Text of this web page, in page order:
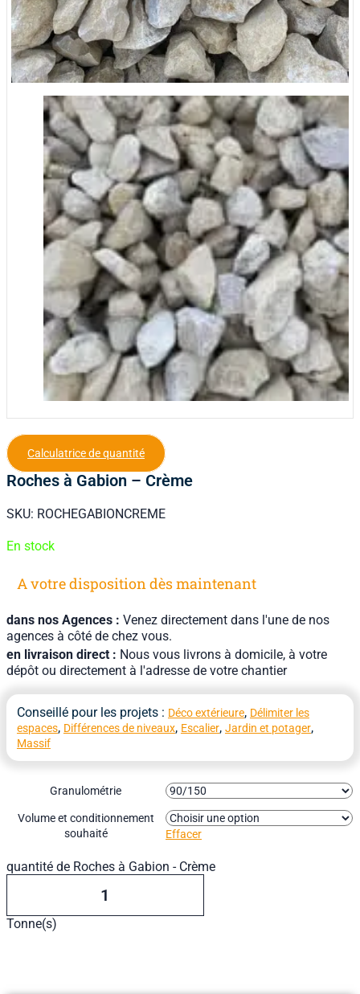
Calculatrice de quantité
Roches à Gabion – Crème
SKU: ROCHEGABIONCREME
En stock
A votre disposition dès maintenant
dans nos Agences : Venez directement dans l'une de nos
agences à côté de chez vous.
en livraison direct : Nous vous livrons à domicile, à votre
dépôt ou directement à l'adresse de votre chantier
Conseillé pour les projets : Déco extérieure, Délimiter les
espaces, Différences de niveaux, Escalier, Jardin et potager,
Massif
Granulométrie
Volume et conditionnement
souhaité
Effacer
quantité de Roches à Gabion - Crème
Tonne(s)